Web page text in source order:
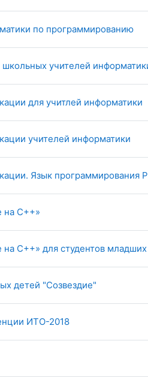
по программированию
учителей
для учитлей информатики
учителей информатики
Язык программирования
на C++»
C++» для студентов младших
детей "Созвездие"
ИТО-2018